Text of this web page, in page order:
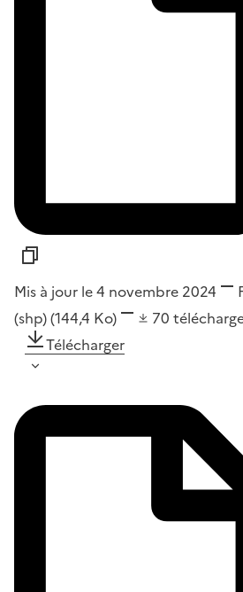
Mis à jour le 4 novembre 2024
(shp)(144,4 Ko) 70
Télécharger